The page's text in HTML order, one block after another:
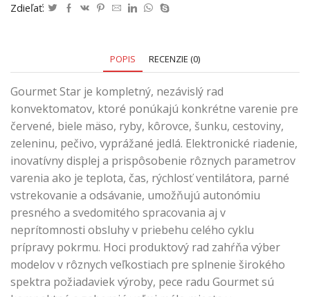
Zdieľať:
POPIS RECENZIE (0)
Gourmet Star je kompletný, nezávislý rad
konvektomatov, ktoré ponúkajú konkrétne varenie pre
červené, biele mäso, ryby, kôrovce, šunku, cestoviny,
zeleninu, pečivo, vyprážané jedlá. Elektronické riadenie,
inovatívny displej a prispôsobenie rôznych parametrov
varenia ako je teplota, čas, rýchlosť ventilátora, parné
vstrekovanie a odsávanie, umožňujú autonómiu
presného a svedomitého spracovania aj v
neprítomnosti obsluhy v priebehu celého cyklu
prípravy pokrmu. Hoci produktový rad zahŕňa výber
modelov v rôznych veľkostiach pre splnenie širokého
spektra požiadaviek výroby, pece radu Gourmet sú